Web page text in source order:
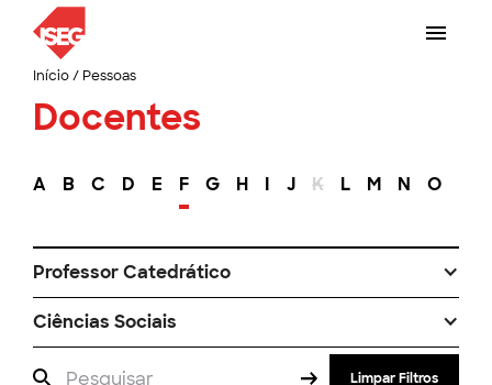
Início/ Pessoas
Docentes
A B C D E F G H I J K L M N O
Professor Catedrático
Ciências Sociais
Limpar Filtros